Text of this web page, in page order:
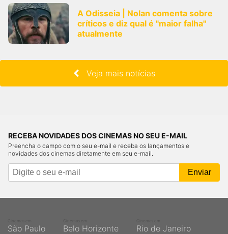
A Odisseia | Nolan comenta sobre
críticos e diz qual é "maior falha"
atualmente
Veja mais notícias
RECEBA NOVIDADES DOS CINEMAS NO SEU E-MAIL
Preencha o campo com o seu e-mail e receba os lançamentos e
novidades dos cinemas diretamente em seu e-mail.
São Paulo Belo Horizonte Rio de Janeiro